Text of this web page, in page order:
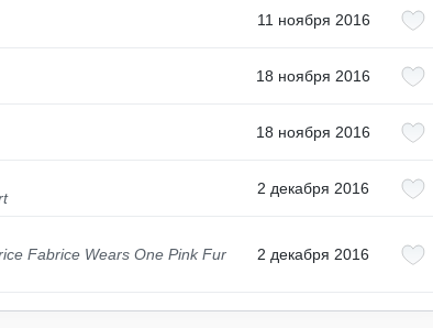
11 ноября 2016
18 ноября 2016
18 ноября 2016
2 декабря 2016
Fabrice Wears One Pink Fur
2 декабря 2016